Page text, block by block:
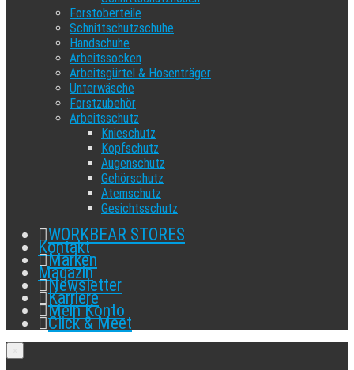
Forstoberteile
Schnittschutzschuhe
Handschuhe
Arbeitssocken
Arbeitsgürtel & Hosenträger
Unterwäsche
Forstzubehör
Arbeitsschutz
Knieschutz
Kopfschutz
Augenschutz
Gehörschutz
Atemschutz
Gesichtsschutz
WORKBEAR STORES
Kontakt
Marken
Magazin
Newsletter
Karriere
Mein Konto
Click & Meet